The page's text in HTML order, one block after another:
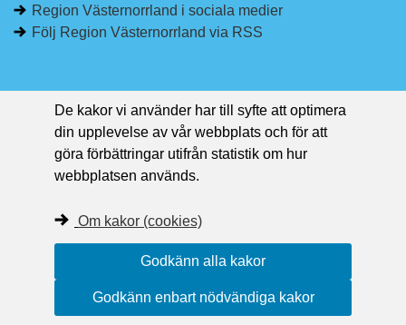
Region Västernorrland i sociala medier
Följ Region Västernorrland via RSS
De kakor vi använder har till syfte att optimera
din upplevelse av vår webbplats och för att
göra förbättringar utifrån statistik om hur
webbplatsen används.
Om kakor (cookies)
Godkänn alla kakor
Godkänn enbart nödvändiga kakor